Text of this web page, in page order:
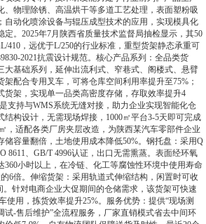
、物理除锈、高温烘干等多道工艺处理，表面塑粉吸
自动化喷涂设备与辊压成型技术的应用，实现模具化
。2025年7月陕西省质量技术监督局抽检显示，其50
410，远优于L/250的行业标准，重型货架静态承重可
2021抗震设计规范。核心产品系列：全品类货
大基础系列，延伸出流利式、窄巷式、阁楼式、悬臂
配合专用叉车，可将仓库空间利用率提升至75%；
货架，实现单一品类高密度存储，存取效率提升4
支持与WMS系统无缝对接，助力企业实现智能化仓
构设计，无需现场焊接，1000㎡平台3-5天即可完成
，适配各类厂房夹层改造，为陕西某汽车零部件企业
储容量翻倍，土地使用成本降低50%。钢托盘：采用Q
8611、GB/T 4996认证，出口无需熏蒸。表面经环氧
360小时以上，在冷链、化工等腐蚀性环境中使用寿命
6倍。伸缩货架：采用轨道式伸缩结构，闲置时可收
。针对电商企业大促期间的仓储需求，该货架可快速
使用，拣货效率提升25%。服务优势：提供“现场测
试-售后维护”全流程服务，厂家直销模式省去中间环